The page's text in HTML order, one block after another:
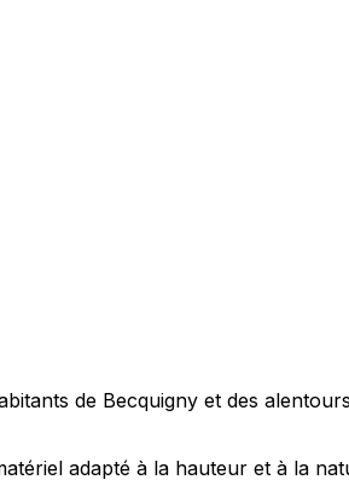
de Becquigny et des
adapté à la hauteur et à la